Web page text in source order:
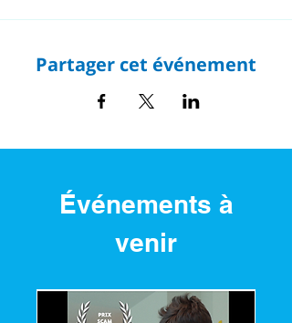
Partager cet événement
Événements à
venir